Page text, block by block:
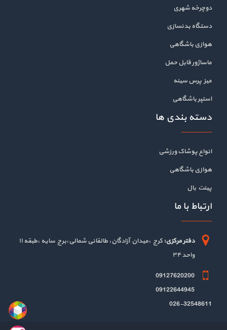
دوچرخه شهری
دستگاه بدنسازی
هوازی باشگاهی
ماساژور قابل حمل
میز پرس سینه
استپر باشگاهی
دسته بندی ها
انواع پوشاک ورزشی
هوازی باشگاهی
پینت بال
ارتباط با ما
دفتر مرکزی:
کرج ،میدان آزادگان، طالقانی شمالی،برج سایه ،طبقه ۱۱
واحد ۳۴
09127620200
09122644945
026-32548611